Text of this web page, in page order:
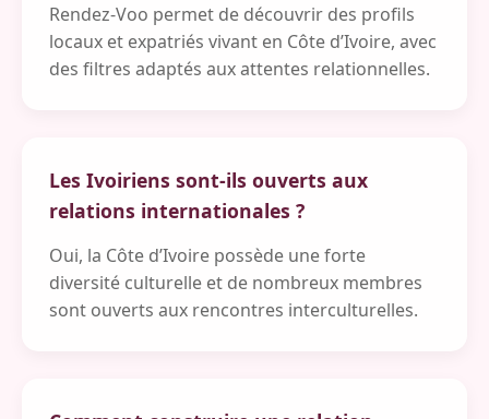
Rendez-Voo permet de découvrir des profils
locaux et expatriés vivant en Côte d’Ivoire, avec
des filtres adaptés aux attentes relationnelles.
Les Ivoiriens sont-ils ouverts aux
relations internationales ?
Oui, la Côte d’Ivoire possède une forte
diversité culturelle et de nombreux membres
sont ouverts aux rencontres interculturelles.